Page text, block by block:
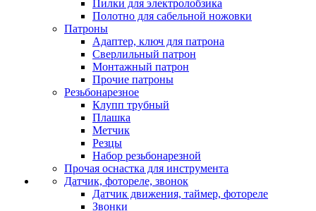
Пилки для электролобзика
Полотно для сабельной ножовки
Патроны
Адаптер, ключ для патрона
Сверлильный патрон
Монтажный патрон
Прочие патроны
Резьбонарезное
Клупп трубный
Плашка
Метчик
Резцы
Набор резьбонарезной
Прочая оснастка для инструмента
Датчик, фотореле, звонок
Датчик движения, таймер, фотореле
Звонки